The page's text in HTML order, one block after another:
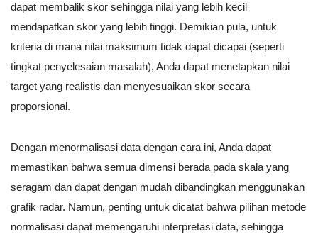
dapat membalik skor sehingga nilai yang lebih kecil
mendapatkan skor yang lebih tinggi. Demikian pula, untuk
kriteria di mana nilai maksimum tidak dapat dicapai (seperti
tingkat penyelesaian masalah), Anda dapat menetapkan nilai
target yang realistis dan menyesuaikan skor secara
proporsional.
Dengan menormalisasi data dengan cara ini, Anda dapat
memastikan bahwa semua dimensi berada pada skala yang
seragam dan dapat dengan mudah dibandingkan menggunakan
grafik radar. Namun, penting untuk dicatat bahwa pilihan metode
normalisasi dapat memengaruhi interpretasi data, sehingga